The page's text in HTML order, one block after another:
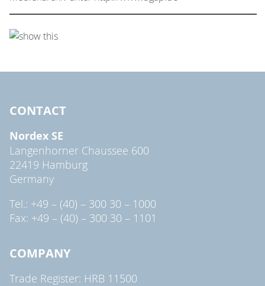
CONTACT
Nordex SE
Langenhorner Chaussee 600
22419 Hamburg
Germany
Tel.: +49 – (40) – 300 30 – 1000
Fax: +49 – (40) – 300 30 – 1101
COMPANY
Trade Register: HRB 11500